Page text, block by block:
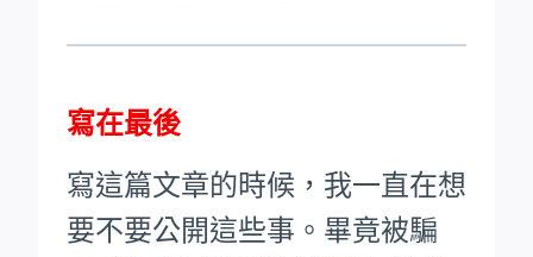
寫在最後
寫這篇文章的時候，我一直在想
要不要公開這些事。畢竟被騙